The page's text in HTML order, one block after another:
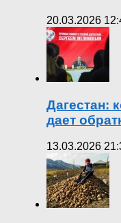
20.03.2026
Дагестан:
дает
13.03.2026